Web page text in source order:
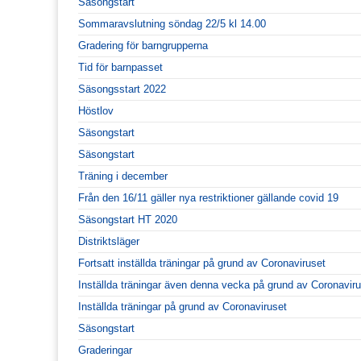
Sommaravslutning söndag 22/5 kl 14.00
Gradering för barngrupperna
Tid för barnpasset
Säsongsstart 2022
Höstlov
Säsongstart
Säsongstart
Träning i december
Från den 16/11 gäller nya restriktioner gällande covid 19
Säsongstart HT 2020
Distriktsläger
Fortsatt inställda träningar på grund av Coronaviruset
Inställda träningar även denna vecka på grund av
Inställda träningar på grund av Coronaviruset
Säsongstart
Graderingar